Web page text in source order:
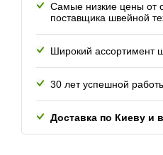
Самые низкие цены от
поставщика швейной
Широкий ассортимент
30 лет успешной
Доставка по Киеву и